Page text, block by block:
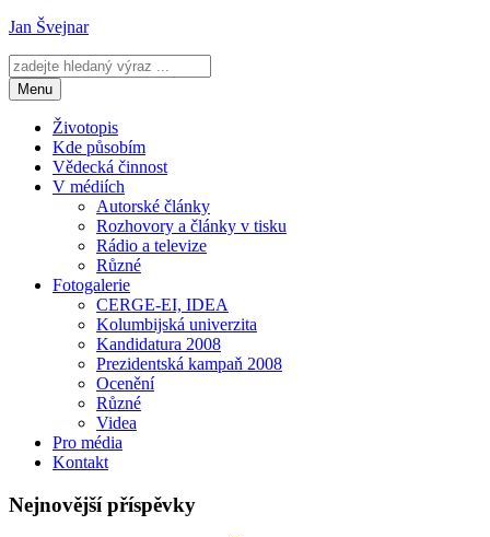
Přejít
obsahu
webu
Jan Švejnar
Menu
Životopis
Kde působím
Vědecká činnost
V médiích
Autorské články
Rozhovory a články v tisku
Rádio a televize
Různé
Fotogalerie
CERGE-EI, IDEA
Kolumbijská univerzita
Kandidatura 2008
Prezidentská kampaň 2008
Ocenění
Různé
Videa
Pro média
Kontakt
Nejnovější příspěvky